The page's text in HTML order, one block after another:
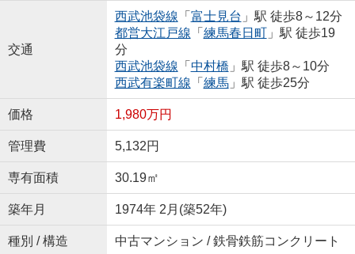
交通
西武池袋線 「 富士見台 」駅 徒歩8～12分
都営大江戸線 「 練馬春日町」駅 徒歩19
分
西武池袋線 「 中村橋 」駅 徒歩8～10分
西武有楽町線 「 練馬」駅 徒歩25分
価格 1,980万円
管理費 5,132円
専有面積 30.19㎡
築年月 1974年 2月(築52年)
種別 / 構造 中古マンション / 鉄骨鉄筋コンクリート